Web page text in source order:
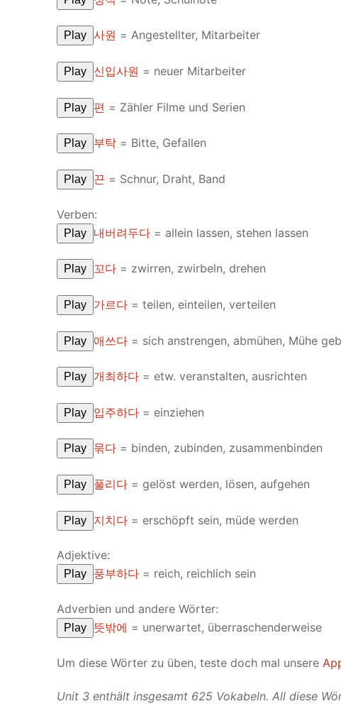
Lesson list
Play 사원 = Angestellter, Mitarbeiter
Play 신입사원 = neuer Mitarbeiter
Play 편 = Zähler Filme und Serien
Play 부탁 = Bitte, Gefallen
Play 끈 = Schnur, Draht, Band
Verben:
Play 내버려두다 = allein lassen, stehen lassen
Play 꼬다 = zwirren, zwirbeln, drehen
Play 가르다 = teilen, einteilen, verteilen
Play 애쓰다 = sich anstrengen, abmühen, Mühe
Play 개최하다 = etw. veranstalten, ausrichten
Play 입주하다 = einziehen
Play 묶다 = binden, zubinden, zusammenbinden
Play 풀리다 = gelöst werden, lösen, aufgehen
Play 지치다 = erschöpft sein, müde werden
Adjektive:
Play 풍부하다 = reich, reichlich sein
Adverbien und andere Wörter:
Play 뜻밖에 = unerwartet, überraschenderweise
Um diese Wörter zu üben, teste doch mal unsere
Unit 3 enthält insgesamt 625 Vokabeln. All diese